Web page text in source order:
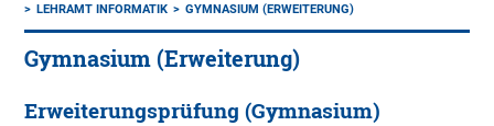
LEHRAMT INFORMATIK
GYMNASIUM (ERWEITERUNG)
Gymnasium (Erweiterung)
Erweiterungsprüfung (Gymnasium)